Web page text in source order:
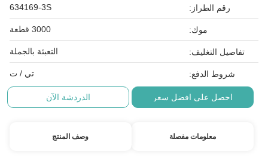
رقم الطراز: 634169-3S
موك: 3000 قطعة
تفاصيل التغليف: التعبئة بالجملة
شروط الدفع: تي / ت
احصل على افضل سعر الدردشة الآن
معلومات مفصلة وصف المنتج